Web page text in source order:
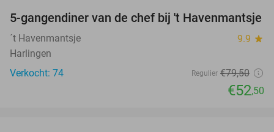
34%
5-gangendiner van de chef bij 't Havenmantsje
´t Havenmantsje 9.9 star
Harlingen
Verkocht: 74
Regulier €79,50
€52,50